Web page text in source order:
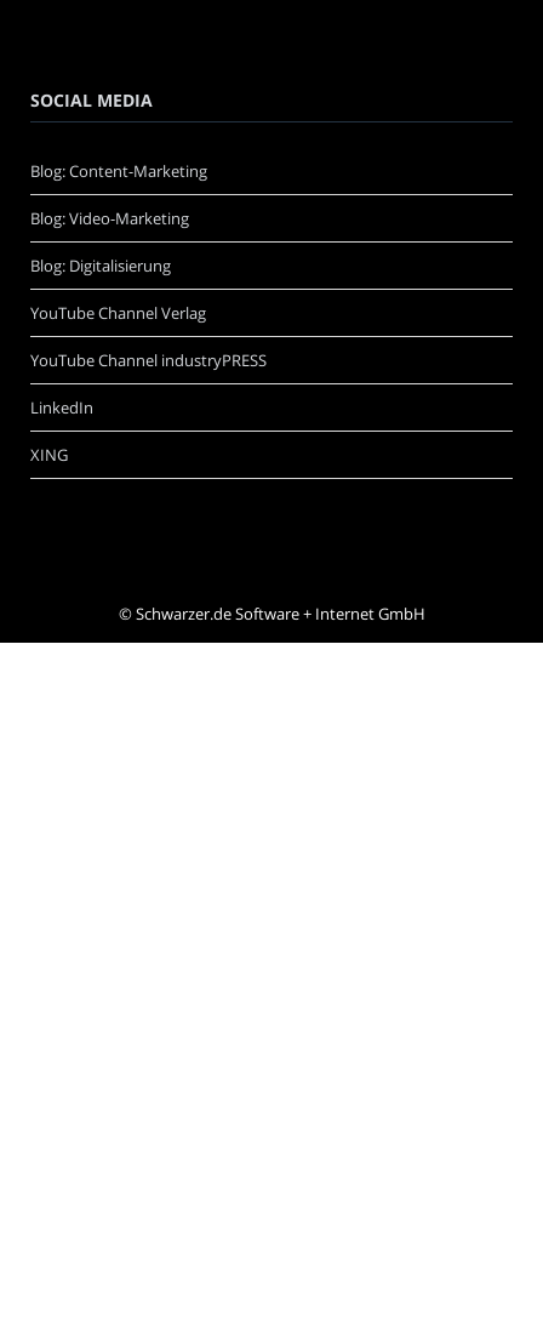
SOCIAL MEDIA
Blog: Content-Marketing
Blog: Video-Marketing
Blog: Digitalisierung
YouTube Channel Verlag
YouTube Channel industryPRESS
LinkedIn
XING
©Schwarzer.de Software + Internet GmbH